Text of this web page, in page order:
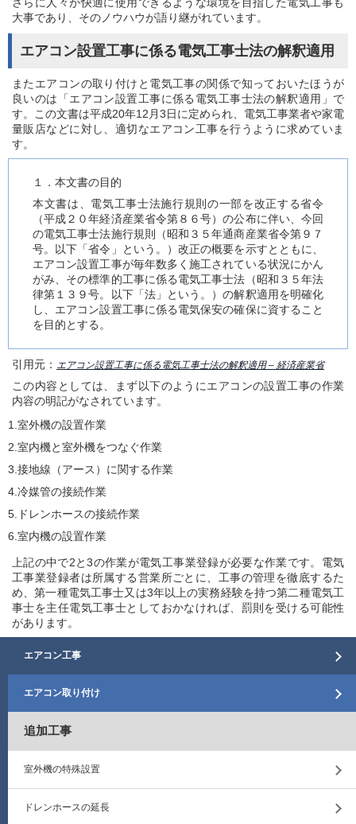
大事であり、そのノウハウが語り継がれています。
エアコン設置工事に係る電気工事士法の解釈適用
またエアコンの取り付けと電気工事の関係で知っておいたほうが
良いのは「エアコン設置工事に係る電気工事士法の解釈適用」で
す。この文書は平成20年12月3日に定められ、電気工事業者や家電
量販店などに対し、適切なエアコン工事を行うように求めていま
す。
１．本文書の目的
本文書は、電気工事士法施行規則の一部を改正する省令
（平成２０年経済産業省令第８６号）の公布に伴い、今回
の電気工事士法施行規則（昭和３５年通商産業省令第９７
号。以下「省令」という。）改正の概要を示すとともに、
エアコン設置工事が毎年数多く施工されている状況にかん
がみ、その標準的工事に係る電気工事士法（昭和３５年法
律第１３９号。以下「法」という。）の解釈適用を明確化
し、エアコン設置工事に係る電気保安の確保に資すること
を目的とする。
引用元： エアコン設置工事に係る電気工事士法の解釈適用 – 経済産業省
この内容としては、まず以下のようにエアコンの設置工事の作業
内容の明記がなされています。
1.室外機の設置作業
2.室内機と室外機をつなぐ作業
3.接地線（アース）に関する作業
4.冷媒管の接続作業
5.ドレンホースの接続作業
6.室内機の設置作業
上記の中で2と3の作業が電気工事業登録が必要な作業です。電気
工事業登録者は所属する営業所ごとに、工事の管理を徹底するた
め、第一種電気工事士又は3年以上の実務経験を持つ第二種電気工
事士を主任電気工事士としておかなければ、罰則を受ける可能性
があります。
エアコン工事
エアコン取り付け
追加工事
室外機の特殊設置
ドレンホースの延長